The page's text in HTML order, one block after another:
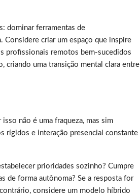
dominar ferramentas de
criar um espaço que inspire
profissionais remotos bem-sucedidos
criando uma transição mental clara entre
não é uma fraqueza, mas sim
rígidos e interação presencial constante
prioridades sozinho? Cumpre
de forma autônoma? Se a resposta for
considere um modelo híbrido